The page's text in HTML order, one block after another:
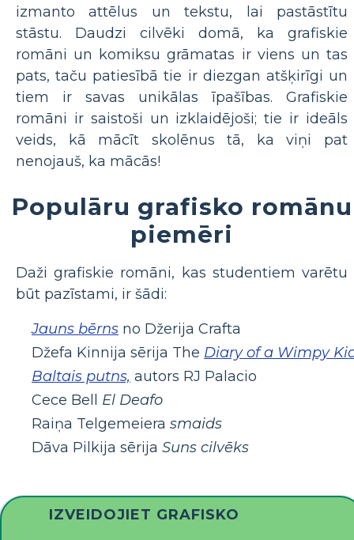
izmanto attēlus un tekstu, lai pastāstītu
stāstu. Daudzi cilvēki domā, ka grafiskie
romāni un komiksu grāmatas ir viens un tas
pats, taču patiesībā tie ir diezgan atšķirīgi un
tiem ir savas unikālas īpašības. Grafiskie
romāni ir saistoši un izklaidējoši; tie ir ideāls
veids, kā mācīt skolēnus tā, ka viņi pat
nenojauš, ka mācās!
Populāru grafisko romānu
piemēri
Daži grafiskie romāni, kas studentiem varētu
būt pazīstami, ir šādi:
Jauns bērns no Džerija Crafta
Džefa Kinnija sērija The Diary of a Wimpy
Baltais putns, autors RJ Palacio
Cece Bell El Deafo
Raiņa Telgemeiera smaids
Dāva Pilkija sērija Suns cilvēks
IZVEIDOJIET GRAFISKO